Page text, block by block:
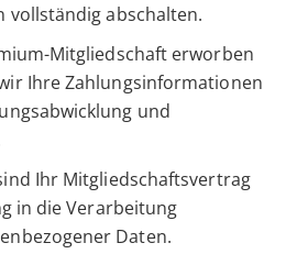
vollständig abschalten.
Mitgliedschaft erworben
Ihre Zahlungsinformationen
und
Ihr Mitgliedschaftsvertrag
in die Verarbeitung
Daten.